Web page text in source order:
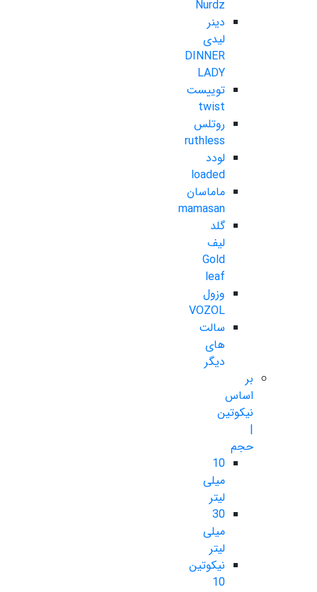
Nurdz
دینر
لیدی
DINNER
LADY
توییست
twist
روتلس
ruthless
لودد
loaded
ماماسان
mamasan
گلد
لیف
Gold
leaf
وزول
VOZOL
سالت
های
دیگر
بر
اساس
نیکوتین
|
حجم
10
میلی
لیتر
30
میلی
لیتر
نیکوتین
10